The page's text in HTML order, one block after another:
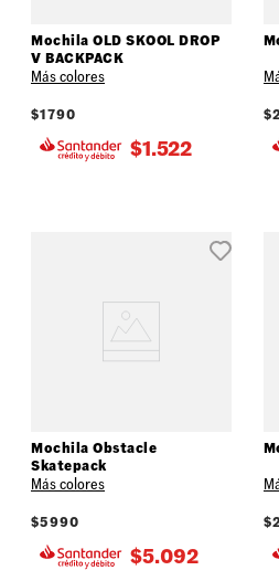
Mochila OLD SKOOL DROP
V BACKPACK
Más colores
$1790
$1.522
$
Mochila Obstacle
Skatepack
Más colores
$5990
$5.092
$